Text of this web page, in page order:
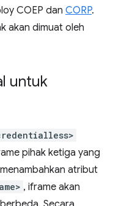
COEP dan CORP.
akan dimuat oleh
untuk
pihak ketiga yang
atribut
, iframe akan